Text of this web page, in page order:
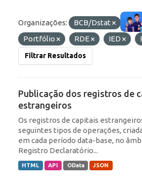
Organizações: BCB/Dstat
Portfólio
RDE IED
Filtrar Resultados
Publicação dos registros de
estrangeiros
Os registros de capitais
seguintes tipos de operações,
em cada período data-base, no
Registro Declaratório...
HTML API OData JSON